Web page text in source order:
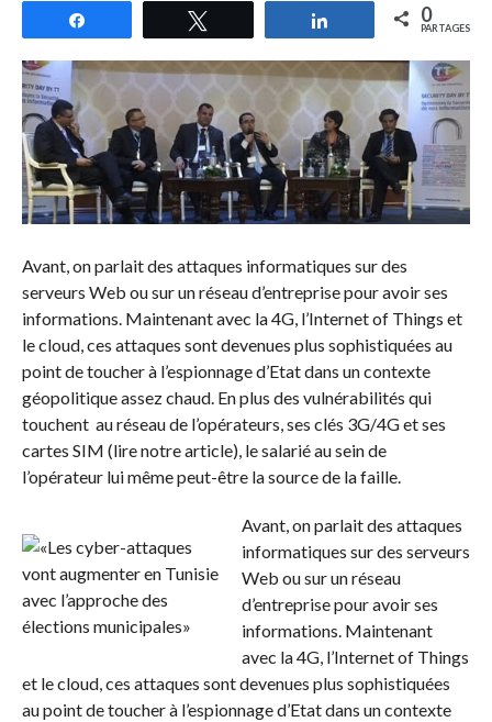
Partagez 0
PARTAGES
Avant, on parlait des attaques informatiques sur des
serveurs Web ou sur un réseau d’entreprise pour avoir ses
informations. Maintenant avec la 4G, l’Internet of Things et
le cloud, ces attaques sont devenues plus sophistiquées au
point de toucher à l’espionnage d’Etat dans un contexte
géopolitique assez chaud. En plus des vulnérabilités qui
touchent au réseau de l’opérateurs, ses clés 3G/4G et ses
cartes SIM (lire notre article), le salarié au sein de
l’opérateur lui même peut-être la source de la faille.
Avant, on parlait des attaques
informatiques sur des serveurs
Web ou sur un réseau
d’entreprise pour avoir ses
informations. Maintenant
avec la 4G, l’Internet of Things
et le cloud, ces attaques sont devenues plus sophistiquées
au point de toucher à l’espionnage d’Etat dans un contexte